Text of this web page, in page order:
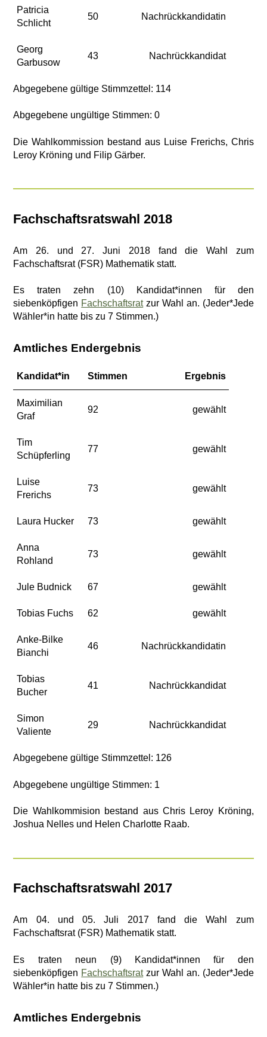
Patricia
Schlicht
50 Nachrückkandidatin
Georg
Garbusow
43 Nachrückkandidat
Abgegebene gültige Stimmzettel: 114
Abgegebene ungültige Stimmen: 0
Die Wahlkommission bestand aus Luise Frerichs, Chris
Leroy Kröning und Filip Gärber.
Fachschaftsratswahl 2018
Am 26. und 27. Juni 2018 fand die Wahl zum
Fachschaftsrat (FSR) Mathematik statt.
Es traten zehn (10) Kandidat*innen für den
siebenköpfigen Fachschaftsratzur Wahl an. (Jeder*Jede
Wähler*in hatte bis zu 7 Stimmen.)
Amtliches Endergebnis
Kandidat*in Stimmen Ergebnis
Maximilian
Graf
92 gewählt
Tim
Schüpferling
77 gewählt
Luise
Frerichs
73 gewählt
Laura Hucker 73 gewählt
Anna
Rohland
73 gewählt
Jule Budnick 67 gewählt
Tobias Fuchs 62 gewählt
Anke-Bilke
Bianchi
46 Nachrückkandidatin
Tobias
Bucher
41 Nachrückkandidat
Simon
Valiente
29 Nachrückkandidat
Abgegebene gültige Stimmzettel: 126
Abgegebene ungültige Stimmen: 1
Die Wahlkommision bestand aus Chris Leroy Kröning,
Joshua Nelles und Helen Charlotte Raab.
Fachschaftsratswahl 2017
Am 04. und 05. Juli 2017 fand die Wahl zum
Fachschaftsrat (FSR) Mathematik statt.
Es traten neun (9) Kandidat*innen für den
siebenköpfigen Fachschaftsratzur Wahl an. (Jeder*Jede
Wähler*in hatte bis zu 7 Stimmen.)
Amtliches Endergebnis